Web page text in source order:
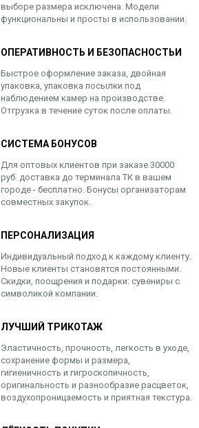
выборе размера исключена. Модели
функциональны и просты в использовании.
ОПЕРАТИВНОСТЬ И БЕЗОПАСНОСТЬИ
Быстрое оформление заказа, двойная
упаковка, упаковка посылки под
наблюдением камер на производстве.
Отгрузка в течение суток после оплаты.
СИСТЕМА БОНУСОВ
Для оптовых клиентов при заказе 30000
руб. доставка до терминала ТК в вашем
городе - бесплатно. Бонусы организаторам
совместных закупок.
ПЕРСОНАЛИЗАЦИЯ
Индивидуальный подход к каждому клиенту.
Новые клиенты становятся постоянными.
Скидки, поощрения и подарки: сувениры с
символикой компании.
ЛУЧШИЙ ТРИКОТАЖ
Эластичность, прочность, легкость в уходе,
сохранение формы и размера,
гигиеничность и гигроскопичность,
оригинальность и разнообразие расцветок,
воздухопроницаемость и приятная текстура.